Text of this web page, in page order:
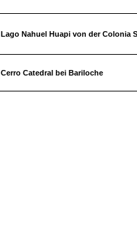
Lago Nahuel Huapi von der Colonia
Cerro Catedral bei Bariloche